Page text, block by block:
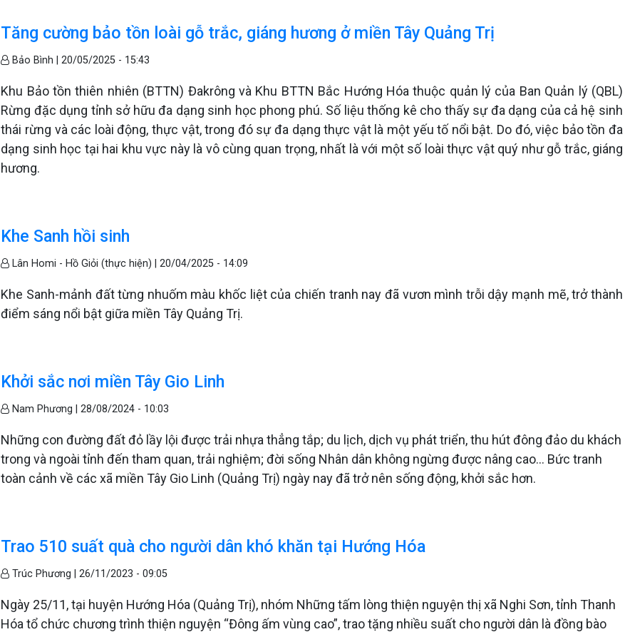
Tăng cường bảo tồn loài gỗ trắc, giáng hương ở miền Tây Quảng Trị
Bảo Bình |20/05/2025 - 15:43
Khu Bảo tồn thiên nhiên (BTTN) Đakrông và Khu BTTN Bắc Hướng Hóa thuộc quản lý của Ban Quản lý (QBL)
Rừng đặc dụng tỉnh sở hữu đa dạng sinh học phong phú. Số liệu thống kê cho thấy sự đa dạng của cả hệ sinh
thái rừng và các loài động, thực vật, trong đó sự đa dạng thực vật là một yếu tố nổi bật. Do đó, việc bảo tồn đa
dạng sinh học tại hai khu vực này là vô cùng quan trọng, nhất là với một số loài thực vật quý như gỗ trắc, giáng
hương.
Khe Sanh hồi sinh
Lân Homi - Hồ Giỏi (thực hiện) |20/04/2025 - 14:09
Khe Sanh-mảnh đất từng nhuốm màu khốc liệt của chiến tranh nay đã vươn mình trỗi dậy mạnh mẽ, trở thành
điểm sáng nổi bật giữa miền Tây Quảng Trị.
Khởi sắc nơi miền Tây Gio Linh
Nam Phương |28/08/2024 - 10:03
Những con đường đất đỏ lầy lội được trải nhựa thẳng tắp; du lịch, dịch vụ phát triển, thu hút đông đảo du khách
trong và ngoài tỉnh đến tham quan, trải nghiệm; đời sống Nhân dân không ngừng được nâng cao... Bức tranh
toàn cảnh về các xã miền Tây Gio Linh (Quảng Trị) ngày nay đã trở nên sống động, khởi sắc hơn.
Trao 510 suất quà cho người dân khó khăn tại Hướng Hóa
Trúc Phương |26/11/2023 - 09:05
Ngày 25/11, tại huyện Hướng Hóa (Quảng Trị), nhóm Những tấm lòng thiện nguyện thị xã Nghi Sơn, tỉnh Thanh
Hóa tổ chức chương trình thiện nguyện “Đông ấm vùng cao”, trao tặng nhiều suất cho người dân là đồng bào